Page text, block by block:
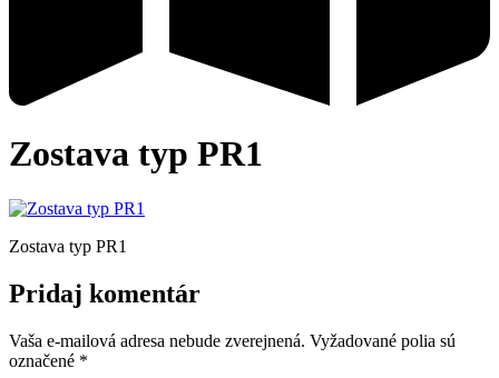
Zostava typ PR1
Zostava typ PR1
Pridaj komentár
Vaša e-mailová adresa nebude zverejnená. Vyžadované polia sú
označené *